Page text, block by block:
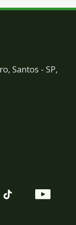
Santos - SP,